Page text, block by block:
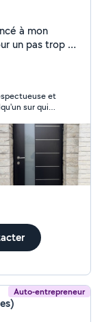
à mon
un pas trop en
sur
fenêtre ou de
et
sur qui
Auto-entrepreneur